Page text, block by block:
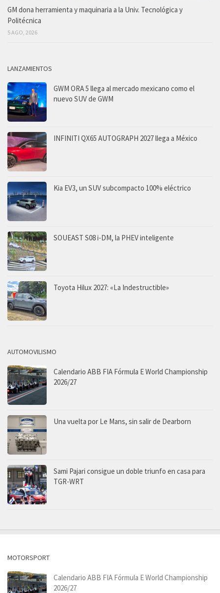
GM dona herramienta y maquinaria a la Univ. Tecnológica y
Politécnica
5 AGO, 2026
LANZAMIENTOS
GWM ORA 5 llega al mercado mexicano como el
nuevo SUV de GWM
INFINITI QX65 AUTOGRAPH 2027 llega a México
Kia EV3, un SUV subcompacto 100% eléctrico
SOUEAST S08 i-DM, la PHEV inteligente
Toyota Hilux 2027: «La Indestructible»
AUTOMOVILISMO
Calendario ABB FIA Fórmula E World Championship
2026/27
Una vuelta por Le Mans, sin salir de Dearborn
Sami Pajari consigue un doble triunfo en casa para
TGR-WRT
MOTORSPORT
Calendario ABB FIA Fórmula E World Championship
2026/27